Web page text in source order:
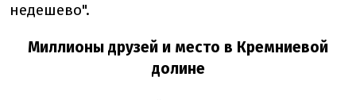
недешево".
Миллионы друзей и место в Кремниевой
долине